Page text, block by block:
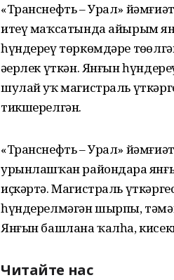
«Транснефть – Урал»
итеү маҡсатында айырым
һүндереү төркөмдәре
әҙерлек үткән. Янғын
шулай уҡ магистраль
тикшерелгән.
«Транснефть – Урал»
урынлашҡан райондарҙа
иҫкәртә. Магистраль
һүндерелмәгән шырпы,
Янғын башлана ҡалһа,
Читайте нас